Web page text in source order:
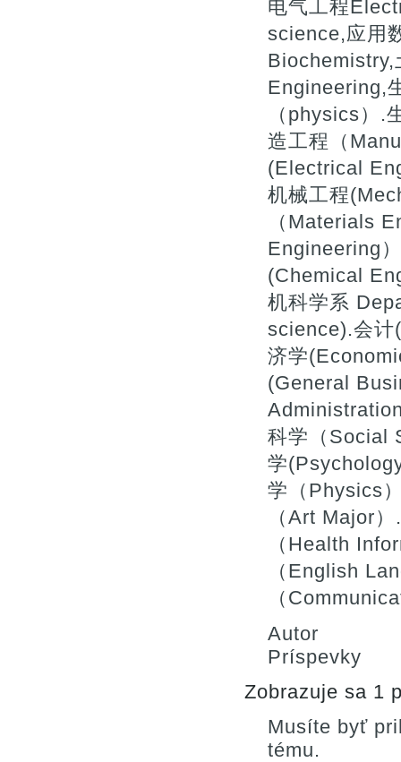
电气工程
science,应用
Engineering,
（physics）
造工程（
(Electrical
机械工程
（Materials
Engineering
(Chemical
机科学系
science).会
济学
(General
科学（Social
学
学（Physics
（Art Major
（Health
（English
（
Autor
Príspevky
Zobrazuje sa 1
Musíte byť
tému.